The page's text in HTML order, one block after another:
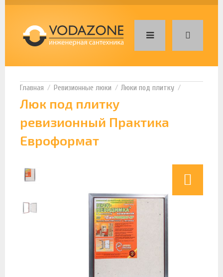
Ревизионные люки Люки под плитку
Люк под плитку
ревизионный Практика
Евроформат